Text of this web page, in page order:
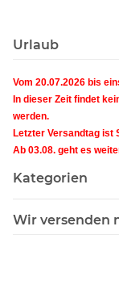
Urlaub
Vom 20.07.2026 bis
In dieser Zeit findet
werden.
Letzter Versandtag ist
Ab 03.08. geht es
Kategorien
Wir versenden